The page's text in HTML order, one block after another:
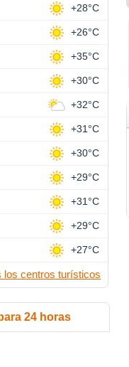
+28°C
+26°C
+35°C
+30°C
+32°C
+31°C
+30°C
+29°C
+31°C
+29°C
+27°C
los centros turísticos
24 horas